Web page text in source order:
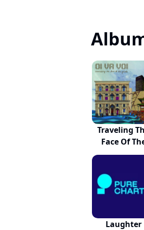
Traveling
Face Of
Globe
Laughter